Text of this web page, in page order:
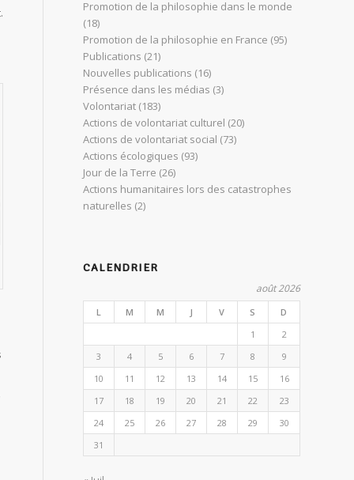
Promotion de la philosophie dans le monde
(18)
Promotion de la philosophie en France (95)
Publications (21)
Nouvelles publications (16)
Présence dans les médias (3)
Volontariat (183)
Actions de volontariat culturel (20)
Actions de volontariat social (73)
Actions écologiques (93)
Jour de la Terre (26)
Actions humanitaires lors des catastrophes
naturelles (2)
CALENDRIER
août 2026
L M M J V S
D
1
2
3
4 5 6 7 8
9
10
11 12 13 14 15
16
17
18 19 20 21 22
23
24
25 26 27 28 29
30
31